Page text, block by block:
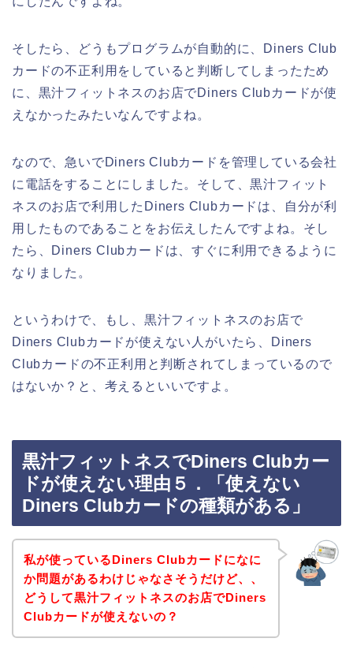
そしたら、どうもプログラムが自動的に、Diners Club
カードの不正利用をしていると判断してしまったため
に、黒汁フィットネスのお店でDiners Clubカードが使
えなかったみたいなんですよね。
なので、急いでDiners Clubカードを管理している会社
に電話をすることにしました。そして、黒汁フィット
ネスのお店で利用したDiners Clubカードは、自分が利
用したものであることをお伝えしたんですよね。そし
たら、Diners Clubカードは、すぐに利用できるように
なりました。
というわけで、もし、黒汁フィットネスのお店で
Diners Clubカードが使えない人がいたら、Diners
Clubカードの不正利用と判断されてしまっているので
はないか？と、考えるといいですよ。
黒汁フィットネスでDiners Clubカー
ドが使えない理由５．「使えない
Diners Clubカードの種類がある」
私が使っているDiners Clubカードになに
か問題があるわけじゃなさそうだけど、、
どうして黒汁フィットネスのお店でDiners
Clubカードが使えないの？